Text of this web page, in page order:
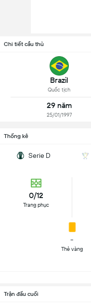
Chi tiết cầu thủ
Brazil
Quốc tịch
29 năm
25/01/1997
Thống kê
Serie D
0/12
Trang phục
-
Thẻ vàng
Trận đấu cuối